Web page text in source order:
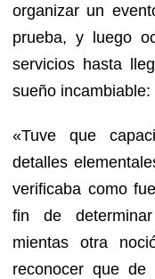
organizar un
prueba, y luego
servicios hasta
sueño
«Tuve que
detalles
verificaba como
fin de
mientas otra
reconocer que